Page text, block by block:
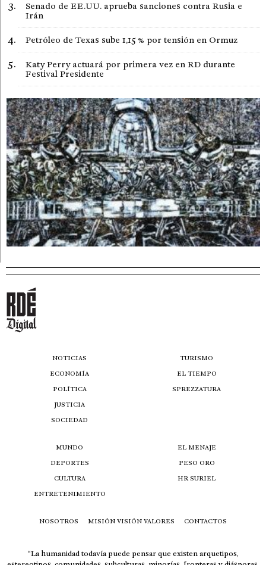
Senado de EE.UU. aprueba sanciones contra Rusia e
Irán
Petróleo de Texas sube 1,15 % por tensión en Ormuz
Katy Perry actuará por primera vez en RD durante
Festival Presidente
NOTICIAS
ECONOMÍA
POLÍTICA
JUSTICIA
SOCIEDAD
TURISMO
EL TIEMPO
SPREZZATURA
MUNDO
DEPORTES
CULTURA
ENTRETENIMIENTO
EL MENAJE
PESO ORO
HR SURIEL
NOSOTROS MISIÓN VISIÓN VALORES CONTACTOS
“La humanidad todavía puede pensar que existen arquetipos,